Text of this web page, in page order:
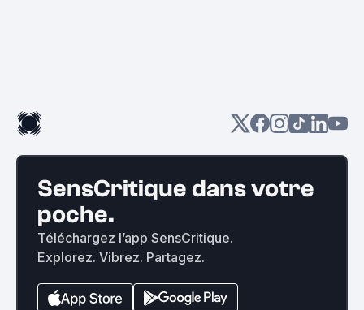
SensCritique dans votre
poche.
Téléchargez l’app SensCritique.
Explorez. Vibrez. Partagez.